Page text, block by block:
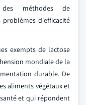
des méthodes de
d'efficacité
exempts de lactose
mondiale de la
durable. De
aliments végétaux et
et qui répondent